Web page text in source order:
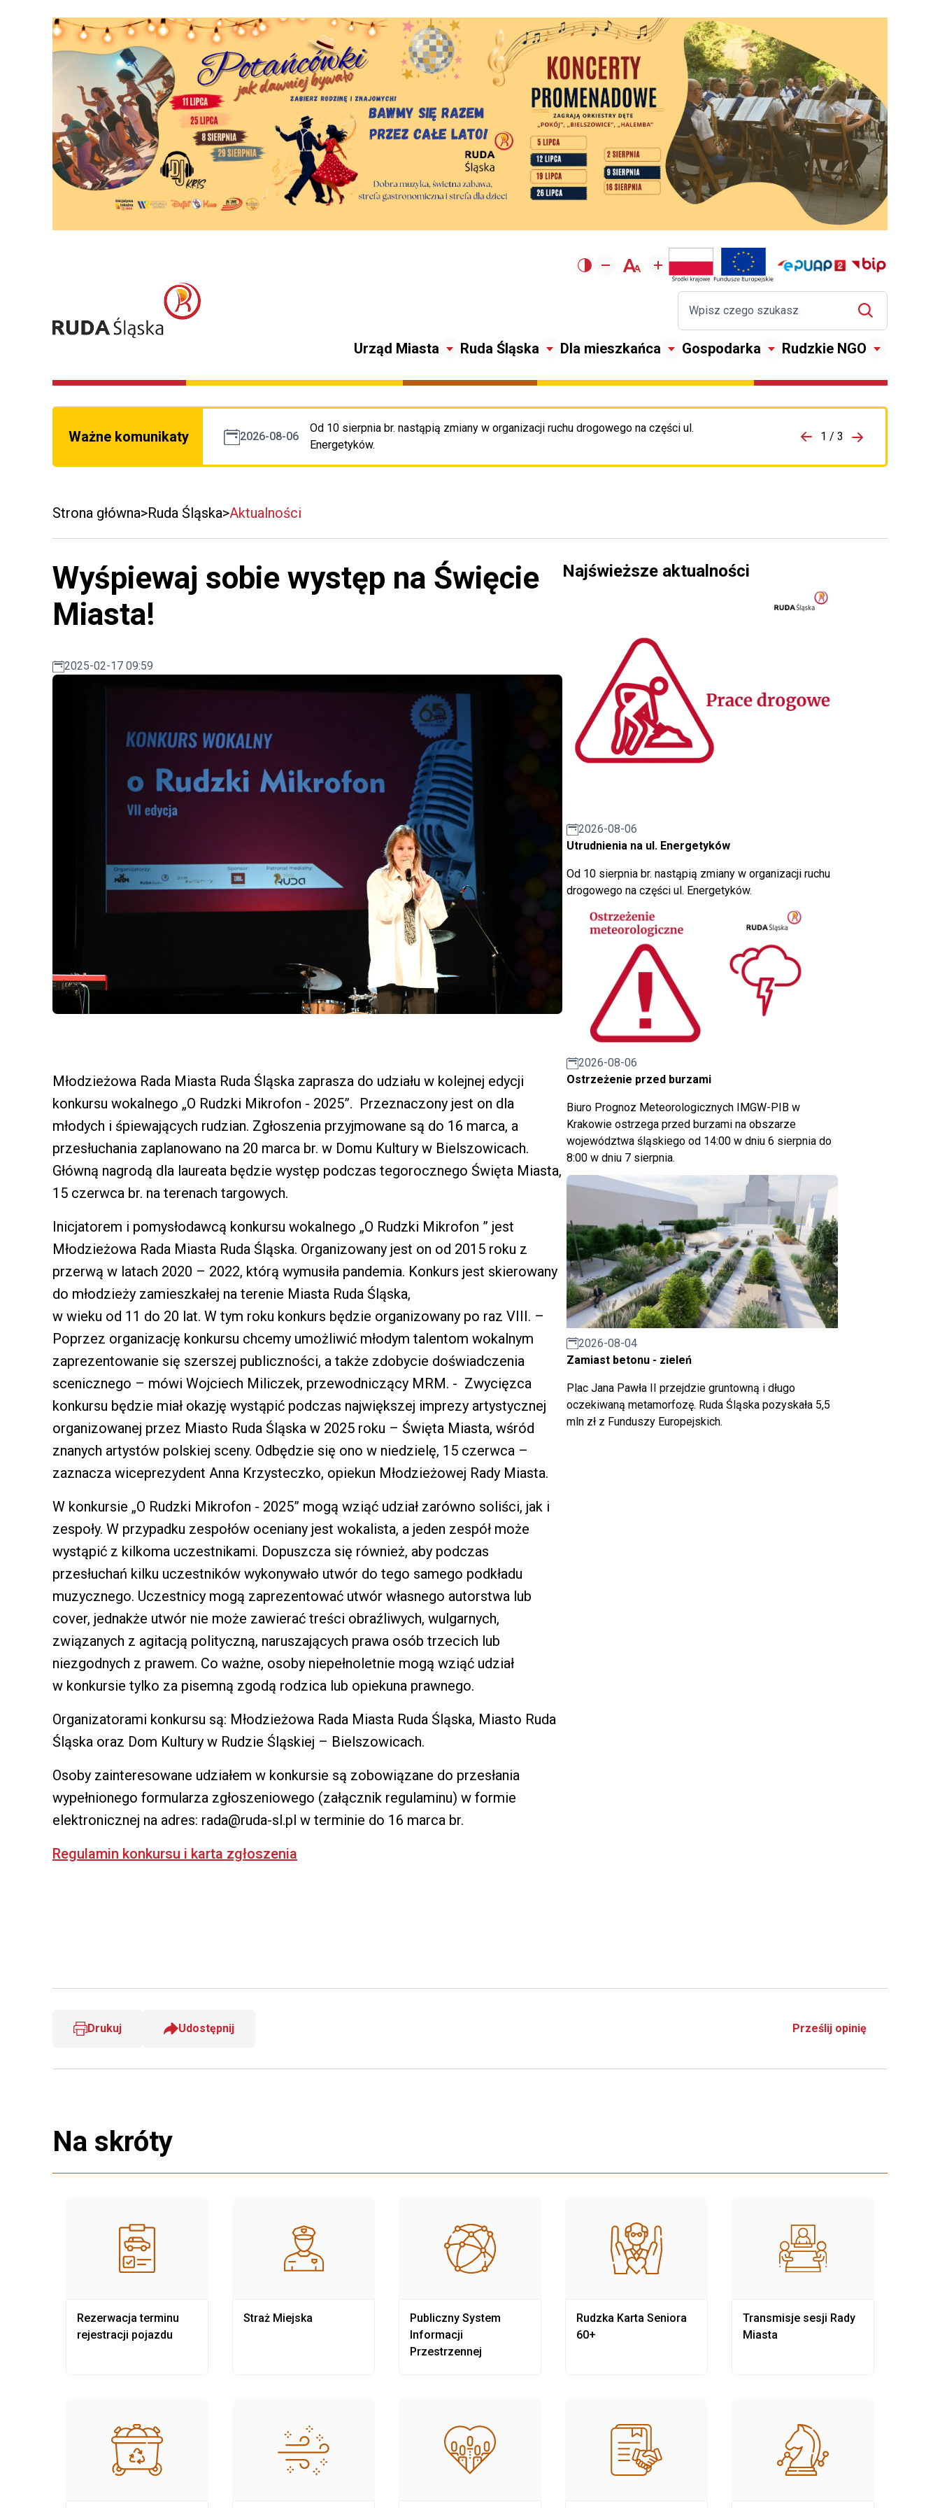
Urząd Miasta Ruda Śląska Dla mieszkańca Gospodarka Rudzkie NGO
Ważne komunikaty 2026-08-06
Od 10 sierpnia br. nastąpią zmiany w organizacji ruchu drogowego na części ul.
Energetyków.
Przejdź do porzpedniego komunikatu 1 / 3
Przejdź do
Strona główna Ruda Śląska Aktualności
Wyśpiewaj sobie występ na Święcie
Miasta!
2025-02-17 09:59
Młodzieżowa Rada Miasta Ruda Śląska zaprasza do udziału w kolejnej edycji
konkursu wokalnego „O Rudzki Mikrofon - 2025”. Przeznaczony jest on dla
młodych i śpiewających rudzian. Zgłoszenia przyjmowane są do 16 marca, a
przesłuchania zaplanowano na 20 marca br. w Domu Kultury w Bielszowicach.
Główną nagrodą dla laureata będzie występ podczas tegorocznego Święta Miasta,
15 czerwca br. na terenach targowych.
Inicjatorem i pomysłodawcą konkursu wokalnego „O Rudzki Mikrofon ” jest
Młodzieżowa Rada Miasta Ruda Śląska. Organizowany jest on od 2015 roku z
przerwą w latach 2020 – 2022, którą wymusiła pandemia. Konkurs jest skierowany
do młodzieży zamieszkałej na terenie Miasta Ruda Śląska,
w wieku od 11 do 20 lat. W tym roku konkurs będzie organizowany po raz VIII. –
Poprzez organizację konkursu chcemy umożliwić młodym talentom wokalnym
zaprezentowanie się szerszej publiczności, a także zdobycie doświadczenia
scenicznego – mówi Wojciech Miliczek, przewodniczący MRM. - Zwycięzca
konkursu będzie miał okazję wystąpić podczas największej imprezy artystycznej
organizowanej przez Miasto Ruda Śląska w 2025 roku – Święta Miasta, wśród
znanych artystów polskiej sceny. Odbędzie się ono w niedzielę, 15 czerwca –
zaznacza wiceprezydent Anna Krzysteczko, opiekun Młodzieżowej Rady Miasta.
W konkursie „O Rudzki Mikrofon - 2025” mogą wziąć udział zarówno soliści, jak i
zespoły. W przypadku zespołów oceniany jest wokalista, a jeden zespół może
wystąpić z kilkoma uczestnikami. Dopuszcza się również, aby podczas
przesłuchań kilku uczestników wykonywało utwór do tego samego podkładu
muzycznego. Uczestnicy mogą zaprezentować utwór własnego autorstwa lub
cover, jednakże utwór nie może zawierać treści obraźliwych, wulgarnych,
związanych z agitacją polityczną, naruszających prawa osób trzecich lub
niezgodnych z prawem. Co ważne, osoby niepełnoletnie mogą wziąć udział
w konkursie tylko za pisemną zgodą rodzica lub opiekuna prawnego.
Organizatorami konkursu są: Młodzieżowa Rada Miasta Ruda Śląska, Miasto Ruda
Śląska oraz Dom Kultury w Rudzie Śląskiej – Bielszowicach.
Osoby zainteresowane udziałem w konkursie są zobowiązane do przesłania
wypełnionego formularza zgłoszeniowego (załącznik regulaminu) w formie
elektronicznej na adres: rada@ruda-sl.pl w terminie do 16 marca br.
Regulamin konkursu i karta zgłoszenia
Najświeższe aktualności
2026-08-06
Utrudnienia na ul. Energetyków
Od 10 sierpnia br. nastąpią zmiany w organizacji ruchu
drogowego na części ul. Energetyków.
2026-08-06
Ostrzeżenie przed burzami
Biuro Prognoz Meteorologicznych IMGW-PIB w
Krakowie ostrzega przed burzami na obszarze
województwa śląskiego od 14:00 w dniu 6 sierpnia do
8:00 w dniu 7 sierpnia.
2026-08-04
Zamiast betonu - zieleń
Plac Jana Pawła II przejdzie gruntowną i długo
oczekiwaną metamorfozę. Ruda Śląska pozyskała 5,5
mln zł z Funduszy Europejskich.
Drukuj Udostępnij Prześlij opinię
Na skróty
Rezerwacja terminu
rejestracji pojazdu
Straż Miejska
Publiczny System
Informacji
Przestrzennej
Rudzka Karta Seniora
60+
Transmisje sesji Rady
Miasta